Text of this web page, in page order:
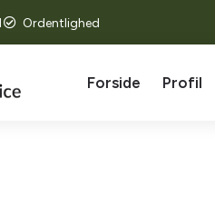
Ordentlighed
Forside Profil